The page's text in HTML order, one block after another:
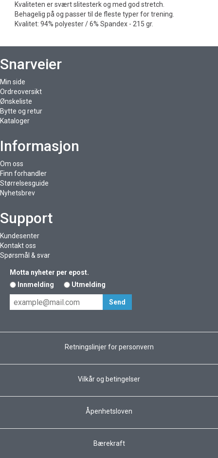
Kvaliteten er svært slitesterk og med god stretch.
Behagelig på og passer til de fleste typer for trening.
Kvalitet: 94% polyester / 6% Spandex - 215 gr.
Snarveier
Min side
Ordreoversikt
Ønskeliste
Bytte og retur
Kataloger
Informasjon
Om oss
Finn forhandler
Størrelsesguide
Nyhetsbrev
Support
Kundesenter
Kontakt oss
Spørsmål & svar
Motta nyheter per epost.
Innmelding
Utmelding
Retningslinjer for personvern
Vilkår og betingelser
Åpenhetsloven
Bærekraft